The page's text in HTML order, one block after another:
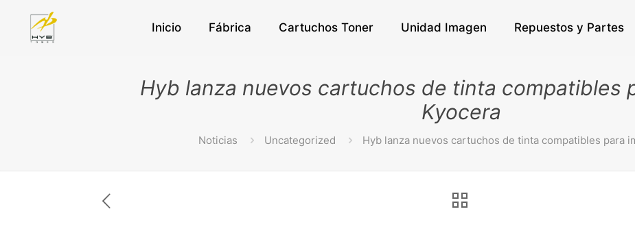
Inicio Fábrica Cartuchos Toner Unidad Imagen Repuestos y Partes
Hyb lanza nuevos cartuchos de tinta compatibles
Kyocera
Noticias Uncategorized Hyb lanza nuevos cartuchos de tinta compatibles para